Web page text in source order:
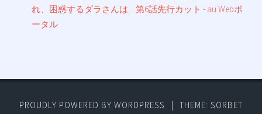
れ、困惑するダラさんは…第6話先行カット - au Webポ
ータル
PROUDLY POWERED BY WORDPRESS | THEME: SORBET